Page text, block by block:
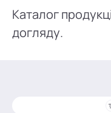
Каталог
догляду.